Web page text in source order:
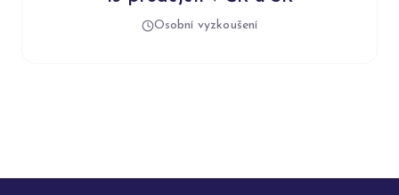
Osobní vyzkoušení